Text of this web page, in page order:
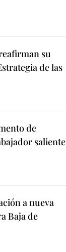
su
de las
de
saliente
a nueva
Baja de